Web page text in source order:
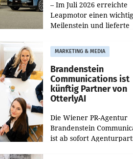
– Im Juli 2026 erreichte
Leapmotor einen
Meilenstein und lieferte
aus, womit sich das
gegenüber Juli 2025
verdoppelte (+102
MARKETING & MEDIA
Brandenstein
Communications ist
künftig Partner von
OtterlyAI
Die Wiener PR-Agentur
Brandenstein
ist ab sofort